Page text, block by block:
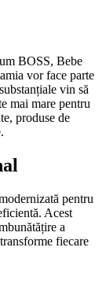
BOSS, Bebe
vor face parte
vin să
mai mare pentru
produse de
pentru
Acest
a
fiecare